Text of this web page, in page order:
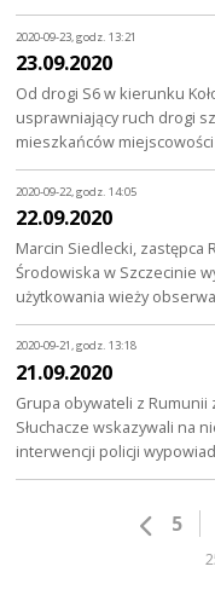
2020-09-23, godz. 13:21
23.09.2020
Od drogi S6 w kierunku
usprawniający ruch drogi
mieszkańców
2020-09-22, godz. 14:05
22.09.2020
Marcin Siedlecki, zastępca
Środowiska w Szczecinie
użytkowania wieży
2020-09-21, godz. 13:18
21.09.2020
Grupa obywateli z Rumunii
Słuchacze wskazywali na
interwencji policji
5